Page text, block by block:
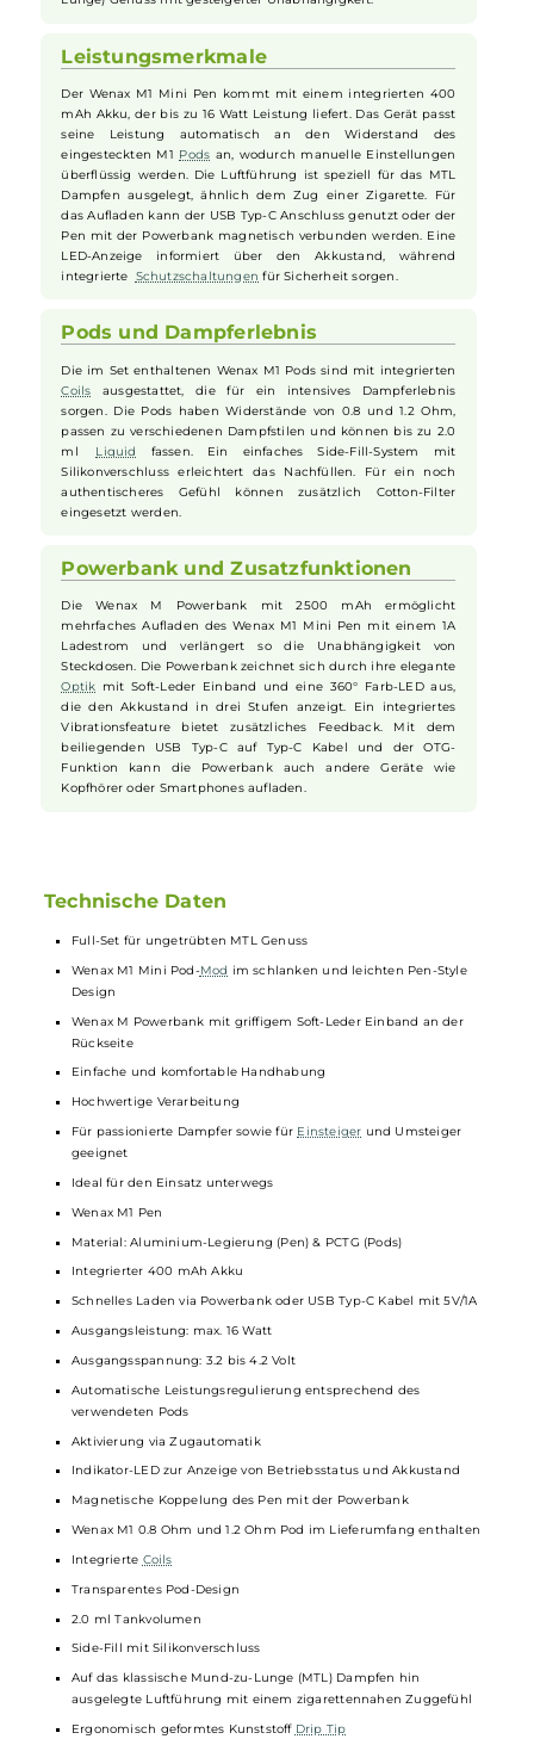
Design und Materialien
Der Wenax M1 Mini Pen und die dazugehörige Powerbank
sind aus einer leichten und robusten Aluminium-Legierung
gefertigt. Die Powerbank wird zusätzlich durch einen
eleganten Soft-Leder Einband an der Rückseite aufgewertet.
Insgesamt sieben trendige Farbvarianten machen dieses Set
zu einem echten Blickfang und bieten hohen MTL (Mund-zu-
Lunge) Genuss mit gesteigerter Unabhängigkeit.
Leistungsmerkmale
Der Wenax M1 Mini Pen kommt mit einem integrierten 400
mAh Akku, der bis zu 16 Watt Leistung liefert. Das Gerät passt
seine Leistung automatisch an den Widerstand des
eingesteckten M1Podsan, wodurch manuelle Einstellungen
überflüssig werden. Die Luftführung ist speziell für das MTL
Dampfen ausgelegt, ähnlich dem Zug einer Zigarette. Für
das Aufladen kann der USB Typ-C Anschluss genutzt oder der
Pen mit der Powerbank magnetisch verbunden werden. Eine
LED-Anzeige informiert über den Akkustand, während
Die im Set enthaltenen Wenax M1 Pods sind mit integrierten
ausgestattet, die für ein intensives Dampferlebnis
sorgen. Die Pods haben Widerstände von 0.8 und 1.2 Ohm,
passen zu verschiedenen Dampfstilen und können bis zu 2.0
ml Liquid fassen. Ein einfaches Side-Fill-System mit
Silikonverschluss erleichtert das Nachfüllen. Für ein noch
authentischeres Gefühl können zusätzlich Cotton-Filter
eingesetzt werden.
Die Wenax M Powerbank mit 2500 mAh ermöglicht
Ladestrom und verlängert so die Unabhängigkeit von
Steckdosen. Die Powerbank zeichnet sich durch ihre elegante
Optikmit Soft-Leder Einband und eine 360° Farb-LED aus,
Vibrationsfeature bietet zusätzliches Feedback. Mit dem
Funktion kann die Powerbank auch andere Geräte wie
Kopfhörer oder Smartphones aufladen.
Technische Daten
Full-Set für ungetrübten MTL Genuss
Wenax M1 Mini Pod-Modim schlanken und leichten Pen-Style
Design
Wenax M Powerbank mit griffigem Soft-Leder Einband an der
Rückseite
Einfache und komfortable Handhabung
Hochwertige Verarbeitung
Für passionierte Dampfer sowie fürEinsteigerund Umsteiger
geeignet
Ideal für den Einsatz unterwegs
Wenax M1 Pen
Ausgangsleistung: max. 16 Watt
Ausgangsspannung: 3.2 bis 4.2 Volt